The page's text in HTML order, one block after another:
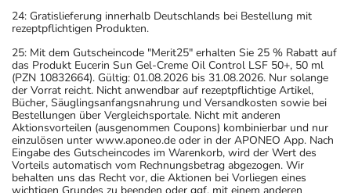
24: Gratislieferung innerhalb Deutschlands bei Bestellung mit
rezeptpflichtigen Produkten.
25: Mit dem Gutscheincode "Merit25" erhalten Sie 25 % Rabatt auf
das Produkt Eucerin Sun Gel-Creme Oil Control LSF 50+, 50 ml
(PZN 10832664). Gültig: 01.08.2026 bis 31.08.2026. Nur solange
der Vorrat reicht. Nicht anwendbar auf rezeptpflichtige Artikel,
Bücher, Säuglingsanfangsnahrung und Versandkosten sowie bei
Bestellungen über Vergleichsportale. Nicht mit anderen
Aktionsvorteilen (ausgenommen Coupons) kombinierbar und nur
einzulösen unter www.aponeo.de oder in der APONEO App. Nach
Eingabe des Gutscheincodes im Warenkorb, wird der Wert des
Vorteils automatisch vom Rechnungsbetrag abgezogen. Wir
behalten uns das Recht vor, die Aktionen bei Vorliegen eines